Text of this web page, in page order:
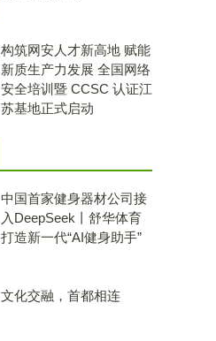
构筑网安人才新高地 赋能
新质生产力发展 全国网络
安全培训暨 CCSC 认证江
苏基地正式启动
中国首家健身器材公司接
入DeepSeek丨舒华体育
打造新一代“AI健身助手”
文化交融，首都相连